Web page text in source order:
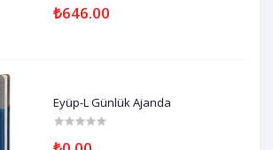
₺646.00
Eyüp-L Günlük Ajanda